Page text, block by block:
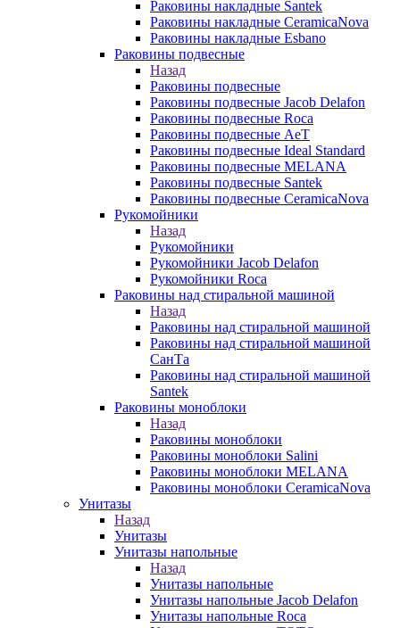
Раковины накладные Santek
Раковины накладные CeramicaNova
Раковины накладные Esbano
Раковины подвесные
Назад
Раковины подвесные
Раковины подвесные Jacob Delafon
Раковины подвесные Roca
Раковины подвесные AeT
Раковины подвесные Ideal Standard
Раковины подвесные MELANA
Раковины подвесные Santek
Раковины подвесные CeramicaNova
Рукомойники
Назад
Рукомойники
Рукомойники Jacob Delafon
Рукомойники Roca
Раковины над стиральной машиной
Назад
Раковины над стиральной машиной
Раковины над стиральной машиной
СанТа
Раковины над стиральной машиной
Santek
Раковины моноблоки
Назад
Раковины моноблоки
Раковины моноблоки Salini
Раковины моноблоки MELANA
Раковины моноблоки CeramicaNova
Унитазы
Назад
Унитазы
Унитазы напольные
Назад
Унитазы напольные
Унитазы напольные Jacob Delafon
Унитазы напольные Roca